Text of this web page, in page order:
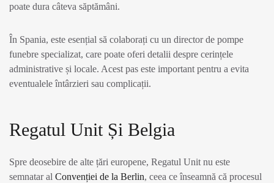
poate dura câteva săptămâni.
În Spania, este esențial să colaborați cu un director de pompe
funebre specializat, care poate oferi detalii despre cerințele
administrative și locale. Acest pas este important pentru a evita
eventualele întârzieri sau complicații.
Regatul Unit Și Belgia
Spre deosebire de alte țări europene, Regatul Unit nu este
semnatar al Convenției de la Berlin, ceea ce înseamnă că procesul